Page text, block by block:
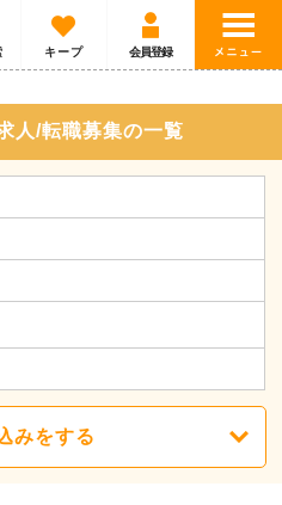
キープ 会員登録
人/転職募集の一覧
みをする